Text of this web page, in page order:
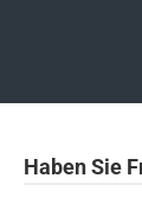
Haben Sie